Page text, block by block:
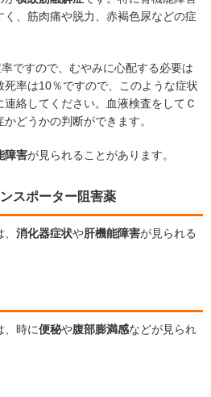
、筋肉痛や脱力、赤褐色尿などの症
ですので、むやみに心配する必要は
率は10％ですので、このような症状
絡してください。血液検査をしてＣ
どうかの判断ができます。
障害が見られることがあります。
スポーター阻害薬
消化器症状や肝機能障害が見られる
、時に便秘や腹部膨満感などが見られ